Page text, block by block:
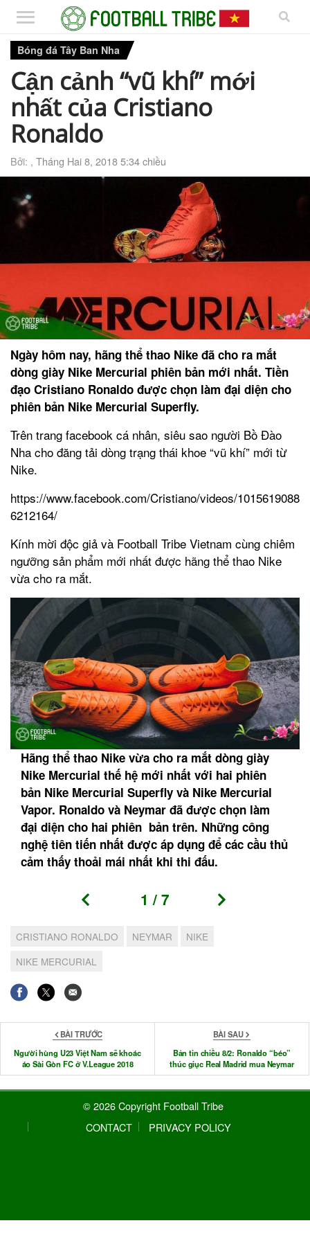
Bóng đá Tây Ban Nha
Cận cảnh “vũ khí” mới
nhất của Cristiano
Ronaldo
Bởi: , Tháng Hai 8, 2018 5:34 chiều
Ngày hôm nay, hãng thể thao Nike đã cho ra mắt
dòng giày Nike Mercurial phiên bản mới nhất. Tiền
đạo Cristiano Ronaldo được chọn làm đại diện cho
phiên bản Nike Mercurial Superfly.
Trên trang facebook cá nhân, siêu sao người Bồ Đào
Nha cho đăng tải dòng trạng thái khoe “vũ khí” mới từ
Nike.
https://www.facebook.com/Cristiano/videos/1015619088
6212164/
Kính mời độc giả và Football Tribe Vietnam cùng chiêm
ngưỡng sản phẩm mới nhất được hãng thể thao Nike
vừa cho ra mắt.
Hãng thể thao Nike vừa cho ra mắt dòng giày
Nike Mercurial thế hệ mới nhất với hai phiên
bản Nike Mercurial Superfly và Nike Mercurial
Vapor. Ronaldo và Neymar đã được chọn làm
đại diện cho hai phiên bản trên. Những công
nghệ tiên tiến nhất được áp dụng để các cầu thủ
cảm thấy thoải mái nhất khi thi đấu.
1 / 7
CRISTIANO RONALDO NEYMAR
NIKE
NIKE MERCURIAL
BÀI TRƯỚC
Người hùng U23 Việt Nam sẽ khoác
áo Sài Gòn FC ở V.League 2018
BÀI SAU
Bản tin chiều 8/2: Ronaldo “béo”
thúc giục Real Madrid mua Neymar
© 2026 Copyright Football Tribe
CONTACT
PRIVACY POLICY